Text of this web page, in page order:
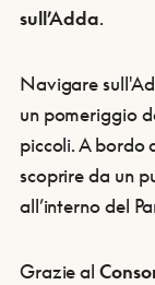
sull’Adda.
Navigare
un pomeriggio
piccoli. A bordo
scoprire da un
all’interno del
Grazie al